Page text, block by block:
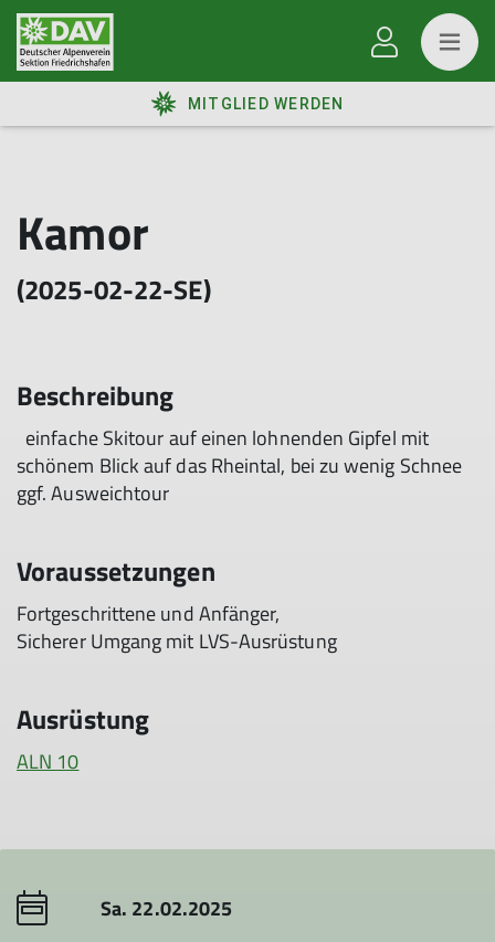
MITGLIED WERDEN
Kamor
(2025-02-22-SE)
Beschreibung
einfache Skitour auf einen lohnenden Gipfel mit
schönem Blick auf das Rheintal, bei zu wenig Schnee
ggf. Ausweichtour
Voraussetzungen
Fortgeschrittene und Anfänger,
Sicherer Umgang mit LVS-Ausrüstung
Ausrüstung
ALN 10
Sa. 22.02.2025